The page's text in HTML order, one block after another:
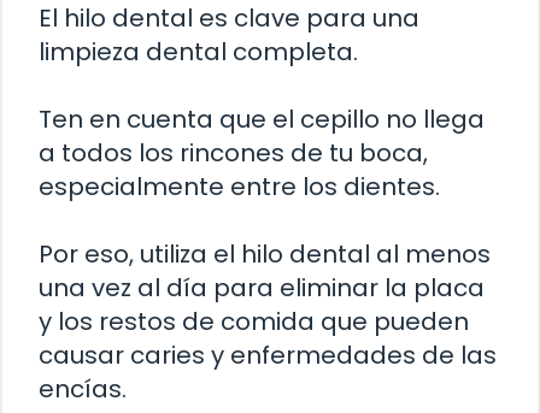
El hilo dental es clave para una
limpieza dental completa.
Ten en cuenta que el cepillo no llega
a todos los rincones de tu boca,
especialmente entre los dientes.
Por eso, utiliza el hilo dental al menos
una vez al día para eliminar la placa
y los restos de comida que pueden
causar caries y enfermedades de las
encías.